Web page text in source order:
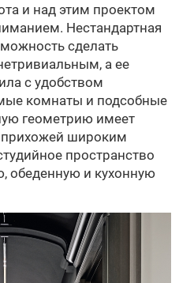
и над этим проектом
Нестандартная
сделать
а ее
с удобством
комнаты и подсобные
геометрию имеет
прихожей широким
пространство
обеденную и кухонную